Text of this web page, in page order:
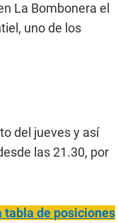
La Bombonera el
uno de los
del jueves y así
las 21.30, por
tabla de posiciones